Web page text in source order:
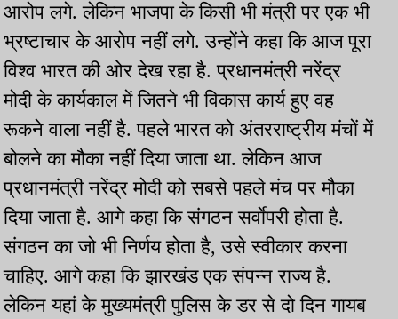
आरोप लगे. लेकिन भाजपा के किसी भी मंत्री पर एक भी
भ्रष्टाचार के आरोप नहीं लगे. उन्होंने कहा कि आज पूरा
विश्व भारत की ओर देख रहा है. प्रधानमंत्री नरेंद्र
मोदी के कार्यकाल में जितने भी विकास कार्य हुए वह
रूकने वाला नहीं है. पहले भारत को अंतरराष्ट्रीय मंचों में
बोलने का मौका नहीं दिया जाता था. लेकिन आज
प्रधानमंत्री नरेंद्र मोदी को सबसे पहले मंच पर मौका
दिया जाता है. आगे कहा कि संगठन सर्वाेपरी होता है.
संगठन का जो भी निर्णय होता है, उसे स्वीकार करना
चाहिए. आगे कहा कि झारखंड एक संपन्न राज्य है.
लेकिन यहां के मुख्यमंत्री पुलिस के डर से दो दिन गायब